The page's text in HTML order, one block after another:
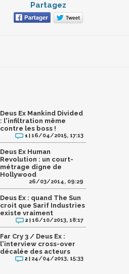
Partagez
Deus Ex Mankind Divided
: l'infiltration même
contre les boss !
1 |16/04/2015, 17:13
Deus Ex Human
Revolution : un court-
métrage digne de
Hollywood
26/03/2014, 09:29
Deus Ex : quand The Sun
croit que Sarif Industries
existe vraiment
2 |16/10/2013, 18:17
Far Cry 3 / Deus Ex :
l'interview cross-over
décalée des acteurs
2 | 24/04/2013, 15:33